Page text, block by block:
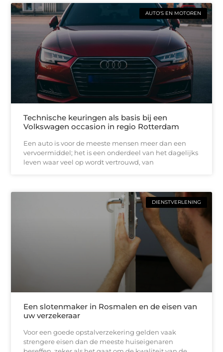
AUTO'S EN MOTOREN
Technische keuringen als basis bij een
Volkswagen occasion in regio Rotterdam
Een auto is voor de meeste mensen meer dan een
vervoermiddel; het is een onderdeel van het dagelijks
leven waar veel op wordt vertrouwd, van
DIENSTVERLENING
Een slotenmaker in Rosmalen en de eisen van
uw verzekeraar
Voor een goede opstalverzekering gelden vaak
strengere eisen dan de meeste huiseigenaren